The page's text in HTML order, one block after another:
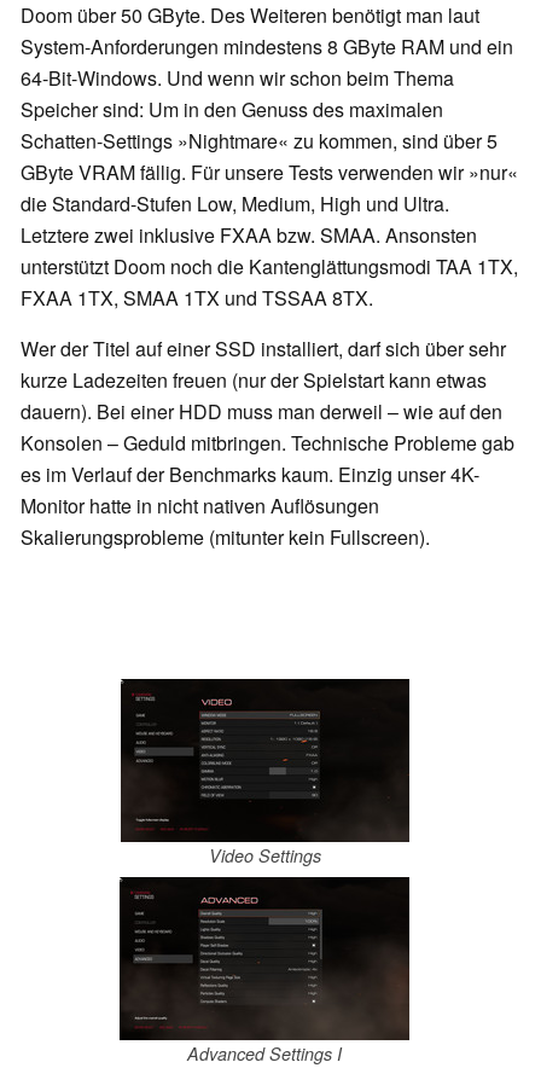
Doom über 50 GByte. Des Weiteren benötigt man laut
System-Anforderungen mindestens 8 GByte RAM und ein
64-Bit-Windows. Und wenn wir schon beim Thema
Speicher sind: Um in den Genuss des maximalen
Schatten-Settings »Nightmare« zu kommen, sind über 5
GByte VRAM fällig. Für unsere Tests verwenden wir »nur«
die Standard-Stufen Low, Medium, High und Ultra.
Letztere zwei inklusive FXAA bzw. SMAA. Ansonsten
unterstützt Doom noch die Kantenglättungsmodi TAA 1TX,
FXAA 1TX, SMAA 1TX und TSSAA 8TX.
Wer der Titel auf einer SSD installiert, darf sich über sehr
kurze Ladezeiten freuen (nur der Spielstart kann etwas
dauern). Bei einer HDD muss man derweil – wie auf den
Konsolen – Geduld mitbringen. Technische Probleme gab
es im Verlauf der Benchmarks kaum. Einzig unser 4K-
Monitor hatte in nicht nativen Auflösungen
Skalierungsprobleme (mitunter kein Fullscreen).
Video Settings
Advanced Settings I